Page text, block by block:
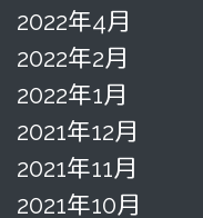
2022年4月
2022年2月
2022年1月
2021年12月
2021年11月
2021年10月